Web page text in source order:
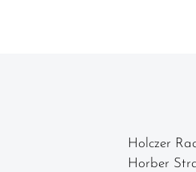
Holczer
Horber